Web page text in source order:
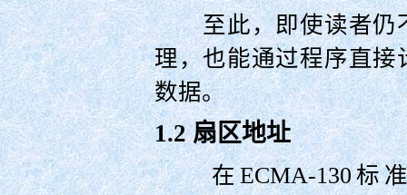
至此，即使读者仍不
理，也能通过程序直
数据。
1.2 扇区地址
在ECMA-130标准